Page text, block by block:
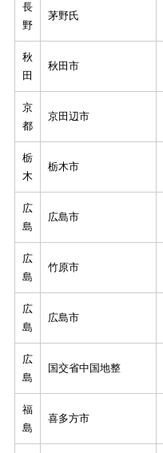
長
野
茅野氏
秋
田
秋田市
京
都
京田辺市
栃
木
栃木市
広
島
広島市
広
島
竹原市
広
島
広島市
広
島
国交省中国地整
福
島
喜多方市